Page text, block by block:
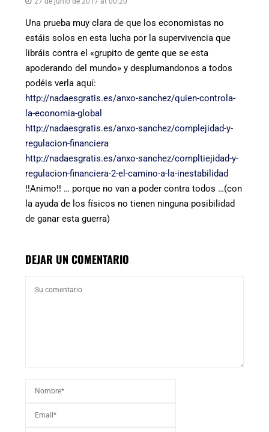
Una prueba muy clara de que los economistas no
estáis solos en esta lucha por la supervivencia que
libráis contra el «grupito de gente que se esta
apoderando del mundo» y desplumandonos a todos
podéis verla aquí:
http://nadaesgratis.es/anxo-sanchez/quien-controla-
la-economia-global
http://nadaesgratis.es/anxo-sanchez/complejidad-y-
regulacion-financiera
http://nadaesgratis.es/anxo-sanchez/compltiejidad-y-
regulacion-financiera-2-el-camino-a-la-inestabilidad
!!Animo!! … porque no van a poder contra todos …(con
la ayuda de los físicos no tienen ninguna posibilidad
de ganar esta guerra)
DEJAR UN COMENTARIO